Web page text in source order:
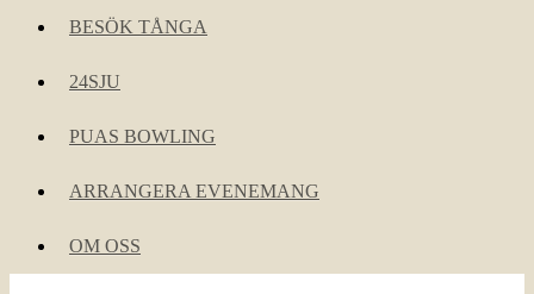
BESÖK TÅNGA
24SJU
PUAS BOWLING
ARRANGERA EVENEMANG
OM OSS